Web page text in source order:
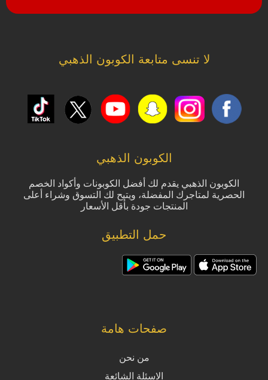
لا تنسى متابعة الكوبون الذهبي
الكوبون الذهبي
الكوبون الذهبي يقدم لك أفضل الكوبونات وأكواد الخصم
الحصرية لمتاجرك المفضلة، ويتيح لك التسوق وشراء أعلى
المنتجات جودة بأقل الأسعار
حمل التطبيق
صفحات هامة
من نحن
الاسئلة الشائعة